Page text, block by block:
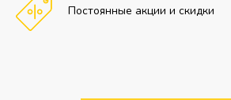
Постоянные акции и скидки